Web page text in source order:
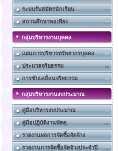
ระบบรับสมัครนักเรียน
สถานศึกษาพอเพียง
กลุ่มบริหารงานบุคคล
แผนการบริหารทรัพยากรบุคคล
ประมวลจริยธรรม
การขับเคลื่อนจริยธรรม
กลุ่มบริหารงานงบประมาณ
คู่มือบริหารงบประมาณ
คู่มือปฏิบัติงานพัสดุ
รายงานผลการจัดซื้อจัดจ้าง
รายงานการจัดซื้อจัดจ้างประจำปี